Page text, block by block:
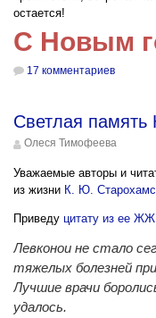
остается!
С Новым
17 комментариев
Светлая
Олеся Тимофеева
Уважаемые авторы и
из жизни К. Ю.
Приведу цитату из ее ЖЖ
Левконои не стало
тяжелых болезней
Лучшие врачи
удалось.